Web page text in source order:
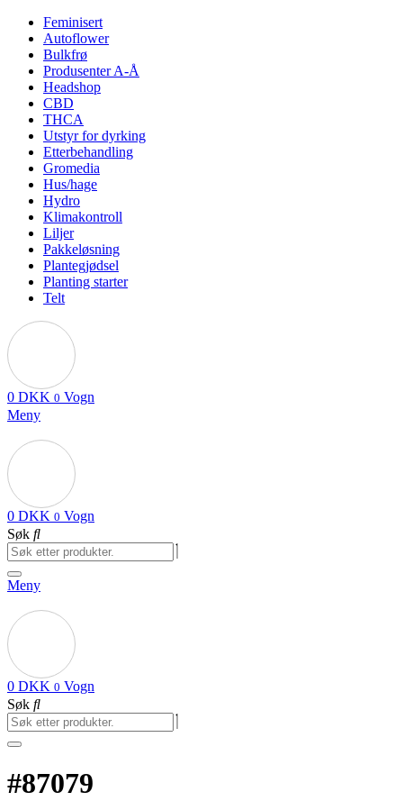
Feminisert
Autoflower
Bulkfrø
Produsenter A-Å
Headshop
CBD
THCA
Utstyr for dyrking
Etterbehandling
Gromedia
Hus/hage
Hydro
Klimakontroll
Liljer
Pakkeløsning
Plantegjødsel
Planting starter
Telt
0 DKK 0 Vogn
Meny
0 DKK 0 Vogn
Søk
Meny
0 DKK 0 Vogn
Søk
#87079